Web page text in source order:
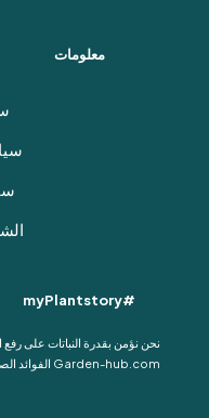
معلومات
#myPlantstory
نحن نؤمن بقدرة النباتات على
Garden-hub.com الفوائد الصحية للخضرة بأسلوب أنيق.